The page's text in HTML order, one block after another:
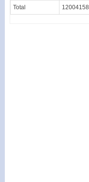
Total 12004158